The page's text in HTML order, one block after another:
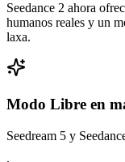
Seedance 2 ahora
humanos reales y un
laxa.
Modo Libre en
Seedream 5 y